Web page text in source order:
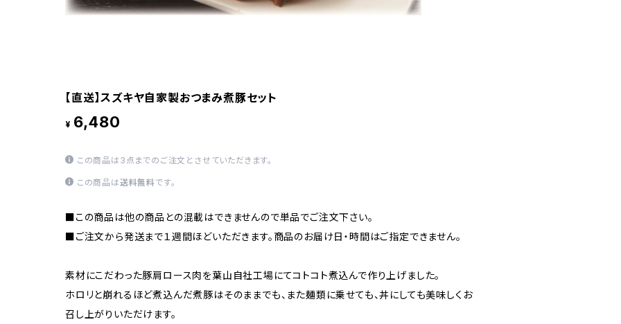
【直送】スズキヤ自家製おつまみ煮豚セット
¥ 6,480
この商品は3点までのご注文とさせていただきます。
この商品は送料無料です。
■この商品は他の商品との混載はできませんので単品でご注文下さい。
■ご注文から発送まで１週間ほどいただきます。商品のお届け日・時間はご指定できません。
素材にこだわった豚肩ロース肉を葉山自社工場にてコトコト煮込んで作り上げました。
ホロリと崩れるほど煮込んだ煮豚はそのままでも、また麺類に乗せても、丼にしても美味しくお
召し上がりいただけます。